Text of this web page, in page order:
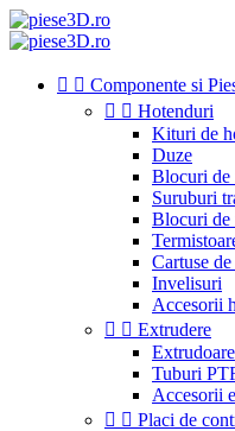
  Componente si
  Hotenduri
Kituri de
Duze
Blocuri de
Suruburi
Blocuri de
Cartuse
Invelisuri
Accesorii
  Extrudere
Extrudoare
Tuburi
Accesorii
  Placi de